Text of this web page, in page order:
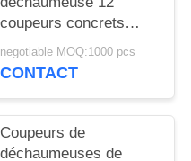
coupeurs concrets
d'étoile de coupeur de
poutre en acier
scarification de
fraisage
negotiable MOQ:1000 pcs
CONTACT
Coupeurs de
déchaumeuses de